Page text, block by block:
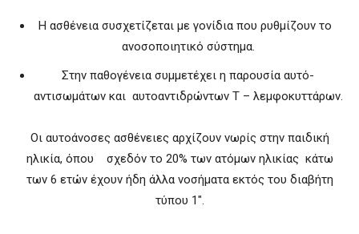
Η ασθένεια συσχετίζεται με γονίδια που ρυθμίζουν το
ανοσοποιητικό σύστημα.
Στην παθογένεια συμμετέχει η παρουσία αυτό-
αντισωμάτων και αυτοαντιδρώντων Τ – λεμφοκυττάρων.
Οι αυτοάνοσες ασθένειες αρχίζουν νωρίς στην παιδική
ηλικία, όπου σχεδόν το 20% των ατόμων ηλικίας κάτω
των 6 ετών έχουν ήδη άλλα νοσήματα εκτός του διαβήτη
τύπου 1″.